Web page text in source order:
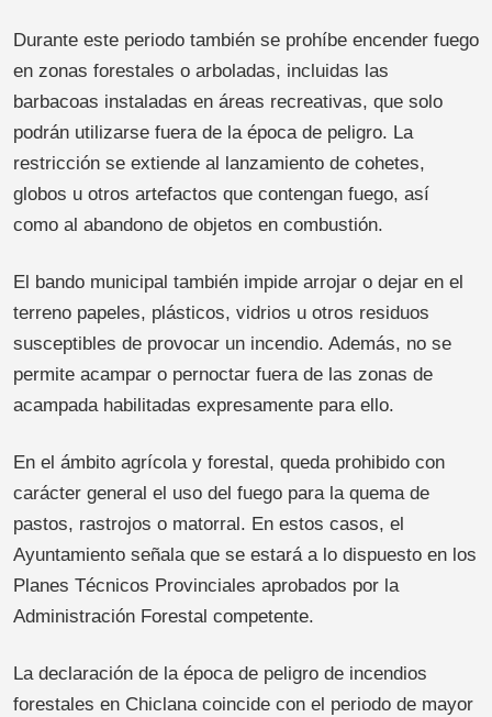
Durante este periodo también se prohíbe encender fuego
en zonas forestales o arboladas, incluidas las
barbacoas instaladas en áreas recreativas, que solo
podrán utilizarse fuera de la época de peligro. La
restricción se extiende al lanzamiento de cohetes,
globos u otros artefactos que contengan fuego, así
como al abandono de objetos en combustión.
El bando municipal también impide arrojar o dejar en el
terreno papeles, plásticos, vidrios u otros residuos
susceptibles de provocar un incendio. Además, no se
permite acampar o pernoctar fuera de las zonas de
acampada habilitadas expresamente para ello.
En el ámbito agrícola y forestal, queda prohibido con
carácter general el uso del fuego para la quema de
pastos, rastrojos o matorral. En estos casos, el
Ayuntamiento señala que se estará a lo dispuesto en los
Planes Técnicos Provinciales aprobados por la
Administración Forestal competente.
La declaración de la época de peligro de incendios
forestales en Chiclana coincide con el periodo de mayor